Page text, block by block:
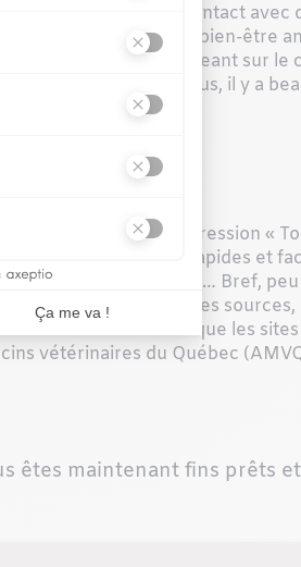
envie d’être en contact avec
La cause du bien-être
en refuge, en siégeant sur le
comme vous, il y a
RENSEIGNER
connaissez l’expression «
aux solutions rapides et
et non des faits… Bref,
et de la fiabilité des
sur Facebook ainsi que les sites
vétérinaires du Québec
êtes maintenant fins prêts